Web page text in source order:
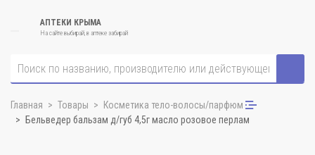
АПТЕКИ КРЫМА
На сайте выбирай, в аптеке забирай
Главная Товары
Косметика тело-волосы/парфюм
Бельведер бальзам д/губ 4,5г масло розовое перлам